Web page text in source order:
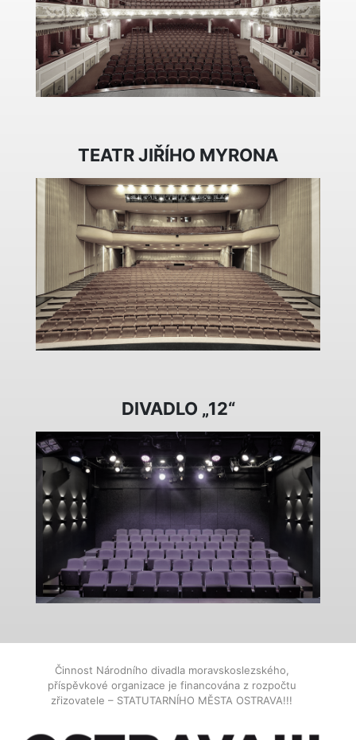
TEATR JIŘÍHO MYRONA
DIVADLO „12“
Činnost Národního divadla moravskoslezského,
příspěvkové organizace je financována z rozpočtu
zřizovatele – STATUTARNÍHO MĚSTA OSTRAVA!!!